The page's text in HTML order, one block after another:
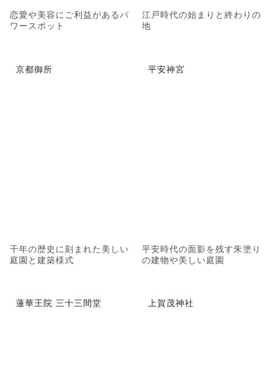
恋愛や美容にご利益があるパ
ワースポット
江戸時代の始まりと終わりの
地
京都御所
千年の歴史に刻まれた美しい
庭園と建築様式
平安神宮
平安時代の面影を残す朱塗り
の建物や美しい庭園
蓮華王院 三十三間堂 上賀茂神社